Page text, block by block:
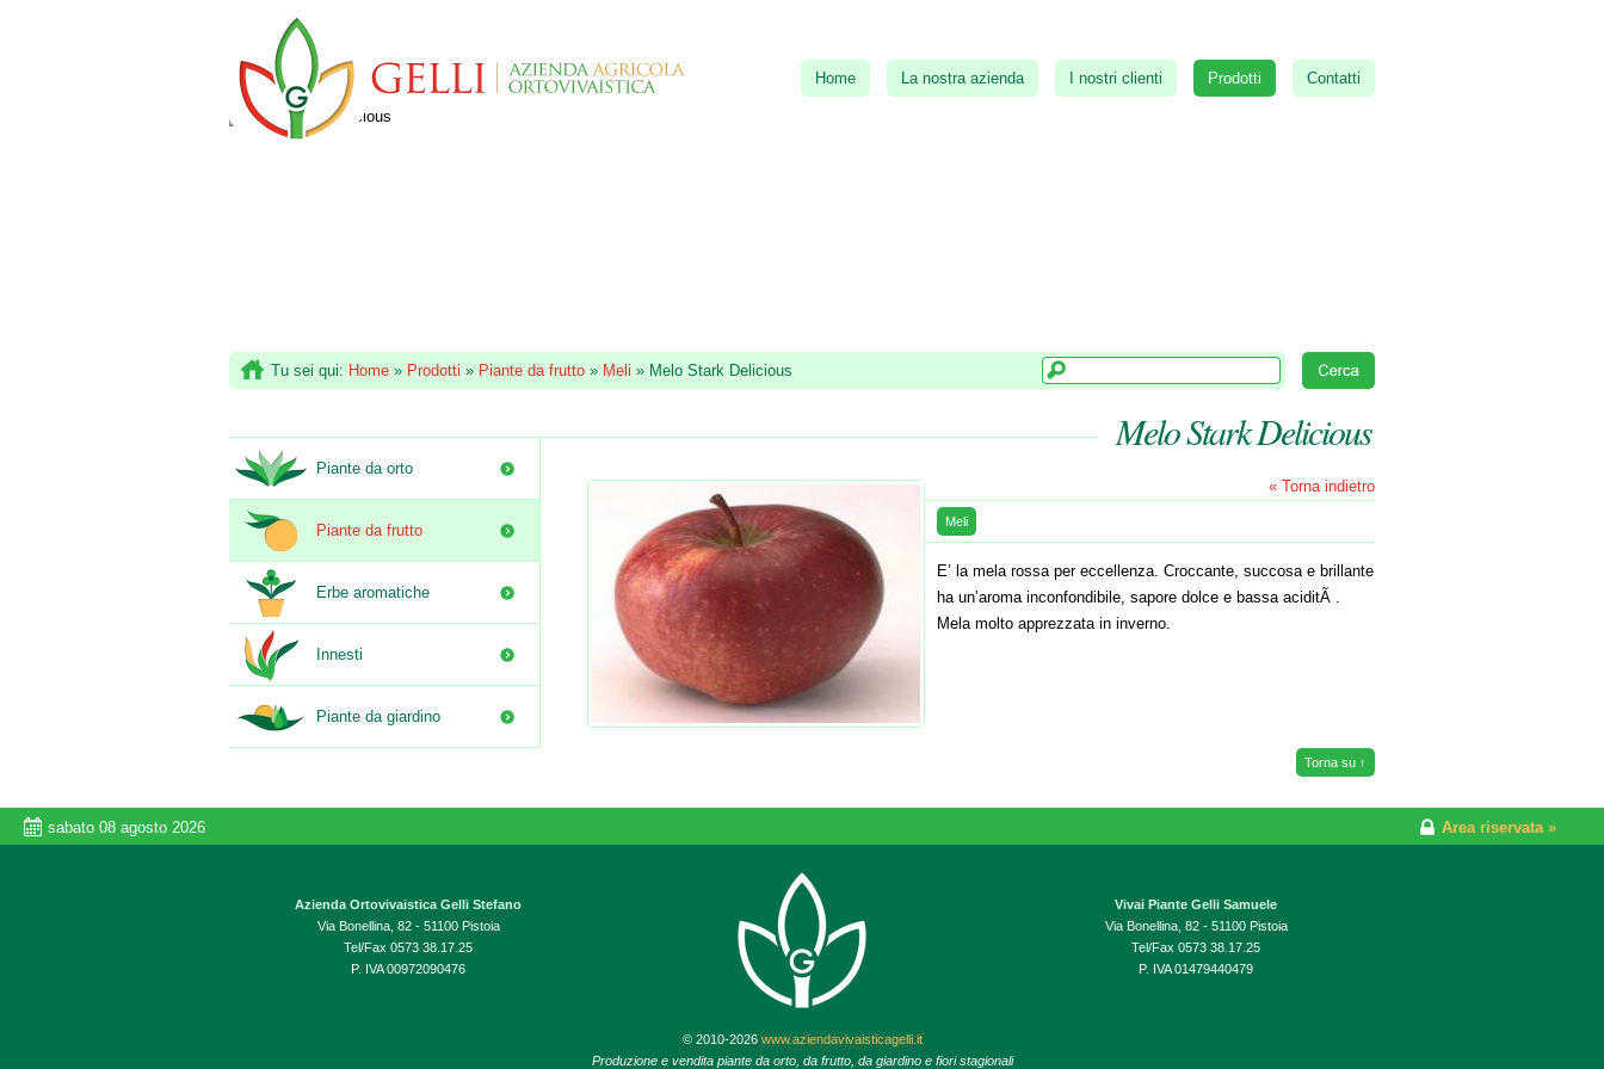
Home La nostra azienda I nostri clienti Prodotti Contatti
Tu sei qui: Home » Prodotti » Piante da frutto » Meli » Melo Stark Delicious
Melo Stark Delicious
« Torna indietro
Meli
E’ la mela rossa per eccellenza. Croccante, succosa e brillante
ha un’aroma inconfondibile, sapore dolce e bassa aciditÃ .
Mela molto apprezzata in inverno.
Piante da orto
Piante da frutto
Erbe aromatiche
Innesti
Piante da giardino
Torna su ↑
sabato 08 agosto 2026 Area riservata »
Azienda Ortovivaistica Gelli Stefano
Via Bonellina, 82 - 51100 Pistoia
Tel/Fax 0573 38.17.25
P. IVA 00972090476
Vivai Piante Gelli Samuele
Via Bonellina, 82 - 51100 Pistoia
Tel/Fax 0573 38.17.25
P. IVA 01479440479
© 2010-2026 www.aziendavivaisticagelli.it
Produzione e vendita piante da orto, da frutto, da giardino e fiori stagionali